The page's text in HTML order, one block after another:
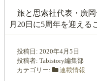
旅と思索社代表・廣
月20日に5周年を迎える
投稿日: 2020年4月5日
投稿者: Tabistory編集部
カテゴリー:
連載情報